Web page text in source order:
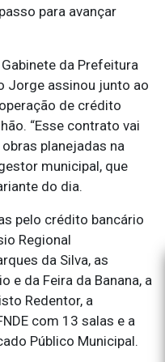
para avançar
da Prefeitura
Jorge assinou junto ao
de crédito
“Esse contrato vai
planejadas na
municipal, que
do dia.
pelo crédito bancário
Regional
da Silva, as
e da Feira da Banana, a
Redentor, a
com 13 salas e a
Público Municipal.